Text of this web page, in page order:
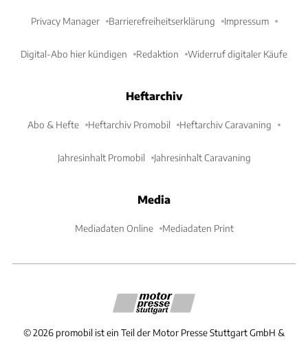
Privacy Manager Barrierefreiheitserklärung Impressum
Digital-Abo hier kündigen Redaktion Widerruf digitaler Käufe
Heftarchiv
Abo & Hefte Heftarchiv Promobil Heftarchiv Caravaning
Jahresinhalt Promobil Jahresinhalt Caravaning
Media
Mediadaten Online Mediadaten Print
©2026 promobil ist ein Teil der Motor Presse Stuttgart GmbH &